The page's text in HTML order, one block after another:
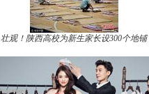
壮观！陕西高校为新生家长设300个地铺